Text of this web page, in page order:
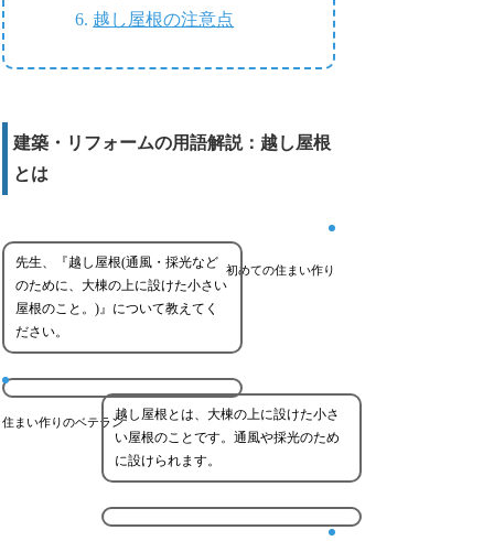
越し屋根の注意点
建築・リフォームの用語解説：越し屋根
とは
初めての住まい作り
先生、『越し屋根(通風・採光など
のために、大棟の上に設けた小さい
屋根のこと。)』について教えてく
ださい。
住まい作りのベテラン越し屋根とは、大棟の上に設けた小さ
い屋根のことです。通風や採光のため
に設けられます。